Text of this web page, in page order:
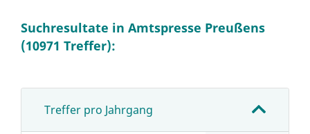
Suchresultate in Amtspresse Preußens
(10971 Treffer):
Treffer pro Jahrgang